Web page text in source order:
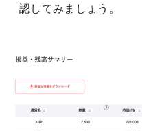
認してみましょう。